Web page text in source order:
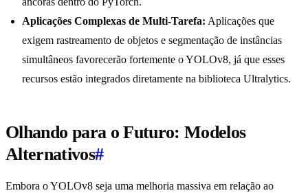
Aplicações Complexas de Multi-Tarefa: Aplicações que
exigem rastreamento de objetos e segmentação de instâncias
simultâneos favorecerão fortemente o YOLOv8, já que esses
recursos estão integrados diretamente na biblioteca Ultralytics.
Olhando para o Futuro: Modelos
Alternativos#
Embora o YOLOv8 seja uma melhoria massiva em relação ao